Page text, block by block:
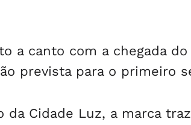
a canto com a chegada
prevista para o primeiro
Cidade Luz, a marca